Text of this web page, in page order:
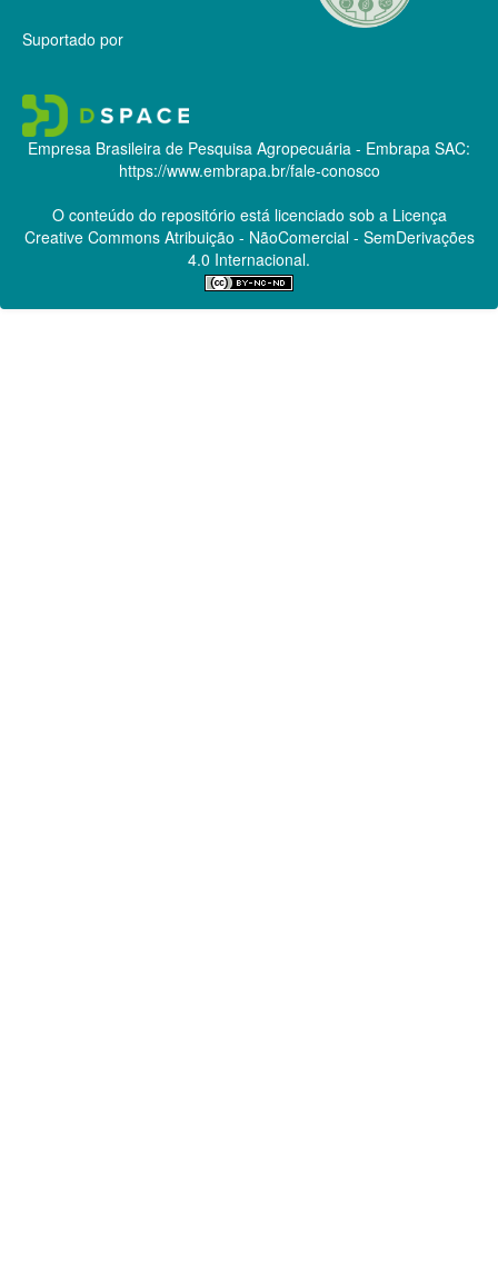
Suportado por
Empresa Brasileira de Pesquisa Agropecuária - Embrapa SAC:
https://www.embrapa.br/fale-conosco
O conteúdo do repositório está licenciado sob a Licença
Creative CommonsAtribuição - NãoComercial - SemDerivações
4.0 Internacional.